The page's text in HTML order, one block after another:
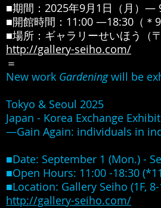
■期間：2025年9月1日（月）―
■開館時間：11:00 ―18:30（＊
■場所：ギャラリーせいほう（
http://gallery-seiho.com/
＝
New work Gardeningwill be
Tokyo & Seoul 2025
Japan - Korea Exchange
―Gain Again: individuals in
■Date: September 1 (Mon.) -
■Open Hours: 11:00 -18:30
■Location: Gallery Seiho (1F,
http://gallery-seiho.com/